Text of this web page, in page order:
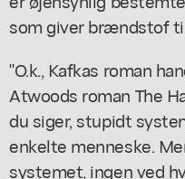
som giver brændstof
"O.k., Kafkas roman
Atwoods roman The
du siger, stupidt
enkelte menneske.
systemet, ingen ved